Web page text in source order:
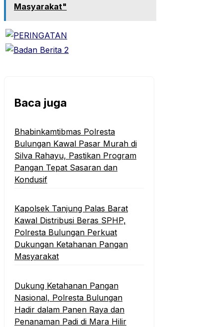
Masyarakat"
Baca juga
Bhabinkamtibmas Polresta
Bulungan Kawal Pasar Murah di
Silva Rahayu, Pastikan Program
Pangan Tepat Sasaran dan
Kondusif
Kapolsek Tanjung Palas Barat
Kawal Distribusi Beras SPHP,
Polresta Bulungan Perkuat
Dukungan Ketahanan Pangan
Masyarakat
Dukung Ketahanan Pangan
Nasional, Polresta Bulungan
Hadir dalam Panen Raya dan
Penanaman Padi di Mara Hilir